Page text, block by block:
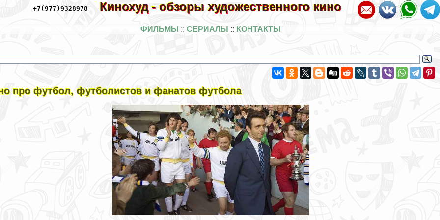
+7(977)9328978 Кинохуд - обзоры художественного кино
ФИЛЬМЫ ::СЕРИАЛЫ :: КОНТАКТЫ
про футбол, футболистов и фанатов футбола